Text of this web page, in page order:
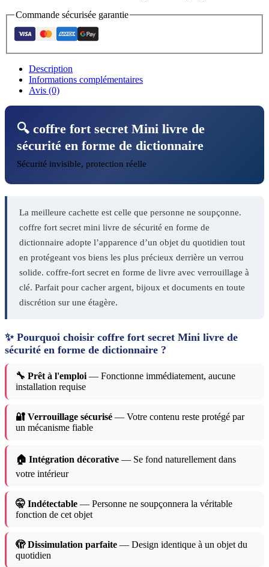
Commande sécurisée garantie
Description
Informations complémentaires
Avis (0)
🔍 coffre fort secret Mini livre de
sécurité en forme de dictionnaire
Sécurité invisible, protection réelle
La meilleure cachette est celle que personne ne soupçonne.
coffre fort secret mini livre de sécurité en forme de
dictionnaire adopte l’apparence d’un objet du quotidien tout
en protégeant vos biens les plus précieux derrière un verrou
solide. coffre-fort secret en forme de livre avec verrouillage à
clé. Parfait pour cacher argent, bijoux et documents en toute
discrétion sur une étagère.
✨ Pourquoi choisir coffre fort secret Mini livre de
sécurité en forme de dictionnaire ?
🔧 Prêt à l'emploi — Fonctionne immédiatement, aucune
installation requise
🔐 Verrouillage sécurisé — Votre contenu reste protégé par
un mécanisme fiable
🏠 Intégration décorative — Se fond naturellement dans
votre intérieur
🤫 Indétectable — Personne ne soupçonnera la véritable
fonction de cet objet
🫣 Dissimulation parfaite — Design identique à un objet du
quotidien